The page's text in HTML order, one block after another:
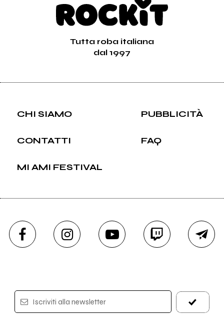
Tutta roba italiana
dal 1997
CHI SIAMO PUBBLICITÀ
CONTATTI FAQ
MI AMI FESTIVAL
Iscriviti alla newsletter